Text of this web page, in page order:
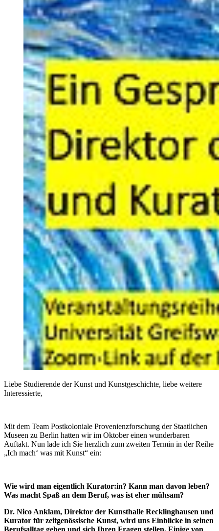
Liebe Studierende der Kunst und Kunstgeschichte, liebe weitere
Interessierte,
Mit dem Team Postkoloniale Provenienzforschung der Staatlichen
Museen zu Berlin hatten wir im Oktober einen wunderbaren
Auftakt. Nun lade ich Sie herzlich zum zweiten Termin in der Reihe
„Ich mach‘ was mit Kunst“ ein:
Wie wird man eigentlich Kurator:in? Kann man davon leben?
Was macht Spaß an dem Beruf, was ist eher mühsam?
Dr. Nico Anklam, Direktor der Kunsthalle Recklinghausen und
Kurator für zeitgenössische Kunst, wird uns Einblicke in seinen
Berufsalltag geben und sich Ihren Fragen stellen. Einige von